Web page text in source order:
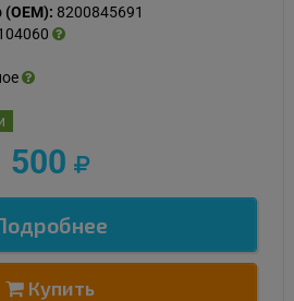
8200845691
500
Купить